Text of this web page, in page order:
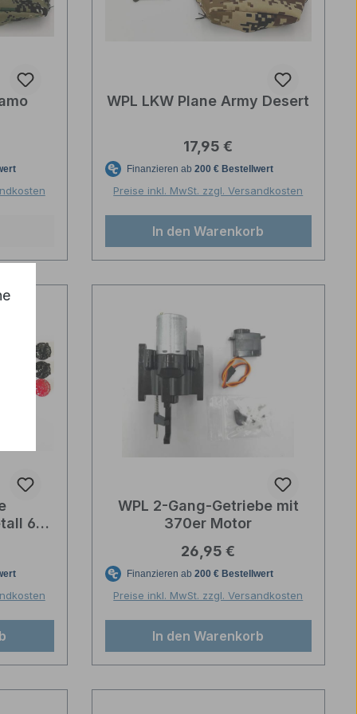
WPL LKW Plane Army Desert
Regulärer Preis:
17,95 €
Preise inkl. MwSt. zzgl. Versandkosten
In den Warenkorb
6x6
WPL 2-Gang-Getriebe mit
370er Motor
Regulärer Preis:
26,95 €
Preise inkl. MwSt. zzgl. Versandkosten
In den Warenkorb